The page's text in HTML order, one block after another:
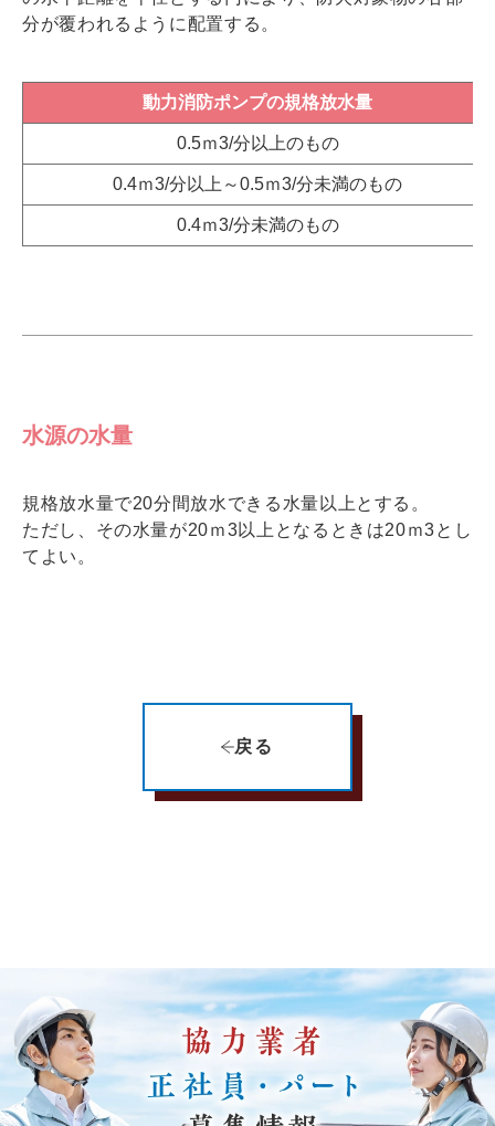
分が覆われるように配置する。
動力消防ポンプの規格放水量
0.5ｍ3/分以上のもの
0.4ｍ3/分以上～0.5ｍ3/分未満のもの
0.4ｍ3/分未満のもの
水源の水量
規格放水量で20分間放水できる水量以上とする。
ただし、その水量が20ｍ3以上となるときは20ｍ3とし
てよい。
戻る